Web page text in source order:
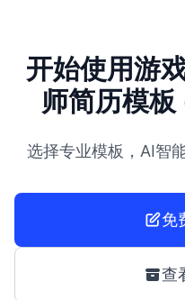
开始使用游
师简历模
选择专业模板，AI智
免
查